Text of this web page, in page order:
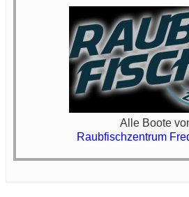
Alle Boote
Raubfischzentrum